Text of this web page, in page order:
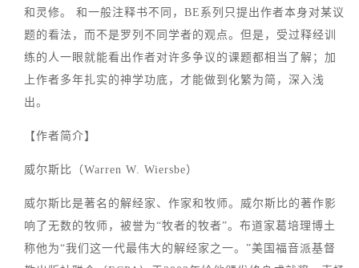
和灵修。 和一般注释书不同，BE系列只提出作者本身对某议
题的看法，而不是罗列不同学者的观点。但是，受过释经训
练的人一眼就能看出作者对许多争议的课题都相当了解；加
上作者多年扎实的神学功底，才能做到化繁为简，深入浅
出。
【作者简介】
威尔斯比（Warren W. Wiersbe）
威尔斯比是著名的解经家、作家和牧师。威尔斯比的著作影
响了无数的牧师，被誉为“牧者的牧者”。布道家葛培理博土
称他为“我们这一代最伟大的解经家之一。”美国福音派基督